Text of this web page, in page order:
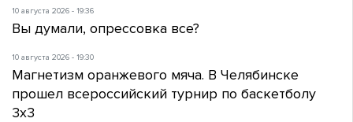
10 августа 2026 - 19:36
Вы думали, опрессовка все?
10 августа 2026 - 19:30
Магнетизм оранжевого мяча. В Челябинске
прошел всероссийский турнир по баскетболу
3х3